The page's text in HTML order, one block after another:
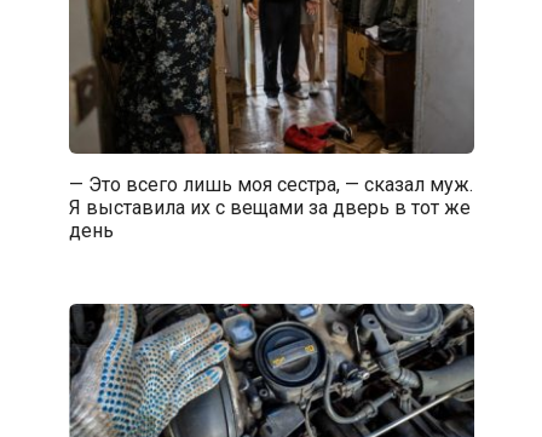
— Это всего лишь моя сестра, — сказал муж.
Я выставила их с вещами за дверь в тот же
день